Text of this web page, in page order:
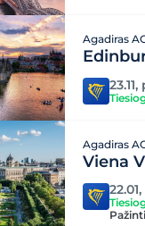
Agadiras
Agadiras
Viena